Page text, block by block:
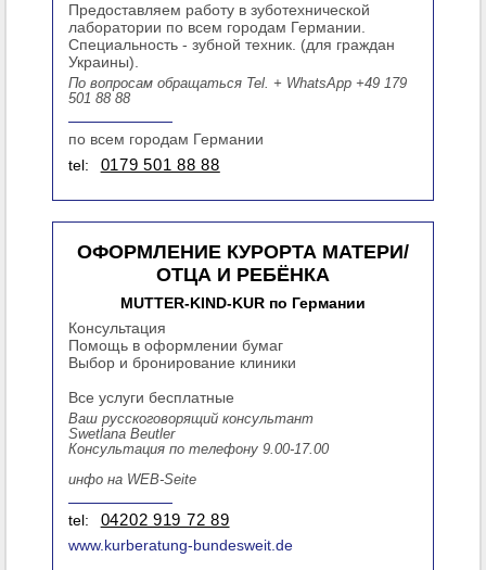
Предоставляем работу в зуботехнической
лаборатории по всем городам Германии.
Специальность - зубной техник. (для граждан
Украины).
По вопросам обращаться Tel. + WhatsApp +49 179
501 88 88
по всем городам Германии
tel:
0179 501 88 88
ОФОРМЛЕНИЕ КУРОРТА МАТЕРИ/
ОТЦА И РЕБЁНКА
MUTTER-KIND-KUR по Германии
Консультация
Помощь в оформлении бумаг
Выбор и бронирование клиники
Все услуги бесплатные
Ваш русскоговорящий консультант
Swetlana Beutler
Консультация по телефону 9.00-17.00
инфо на WEB-Seite
tel:
04202 919 72 89
www.kurberatung-bundesweit.de